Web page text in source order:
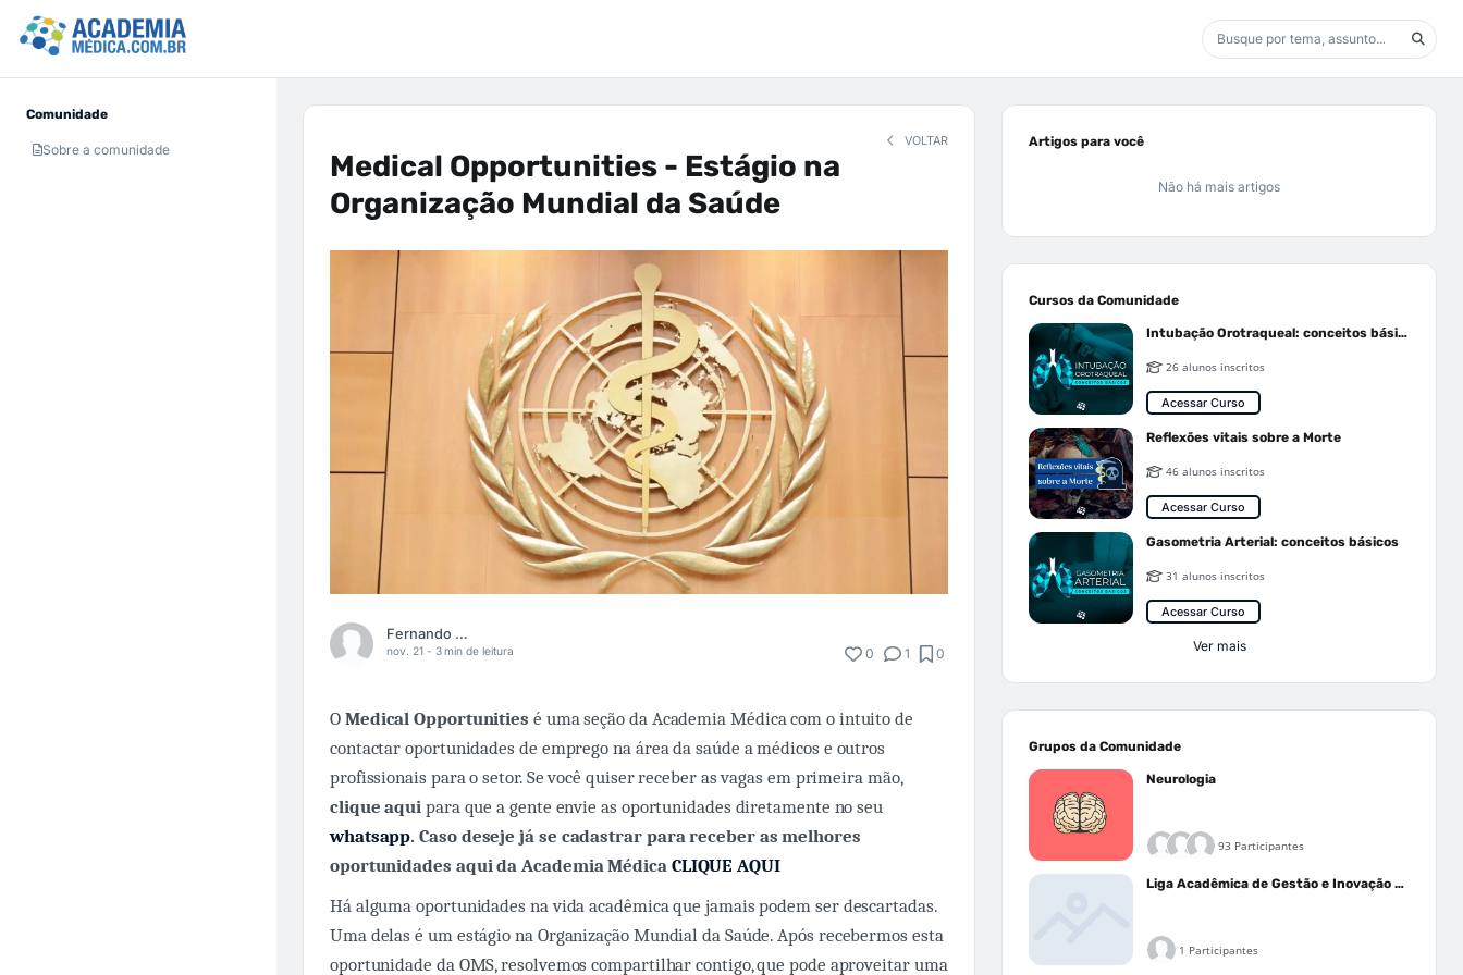
Comunidade
Sobre a comunidade
VOLTAR
Medical Opportunities - Estágio na
Organização Mundial da Saúde
Fernando Carbonieri
nov. 21 - 3 min de leitura 0 1 0
O Medical Opportunities é uma seção da Academia Médica com o intuito de
contactar oportunidades de emprego na área da saúde a médicos e outros
profissionais para o setor. Se você quiser receber as vagas em primeira mão,
clique aqui para que a gente envie as oportunidades diretamente no seu
whatsapp. Caso deseje já se cadastrar para receber as melhores
oportunidades aqui da Academia Médica CLIQUE AQUI
Há alguma oportunidades na vida acadêmica que jamais podem ser descartadas.
Uma delas é um estágio na Organização Mundial da Saúde. Após recebermos esta
oportunidade da OMS, resolvemos compartilhar contigo, que pode aproveitar uma
Artigos para você
Não há mais artigos
Cursos da Comunidade
Intubação Orotraqueal: conceitos básicos
26 alunos inscritos
Acessar Curso
Reflexões vitais sobre a Morte
46 alunos inscritos
Acessar Curso
Gasometria Arterial: conceitos básicos
31 alunos inscritos
Acessar Curso
Ver mais
Grupos da Comunidade
Neurologia
93 Participantes
Liga Acadêmica de Gestão e Inovação Médica - LAGIM
1 Participantes